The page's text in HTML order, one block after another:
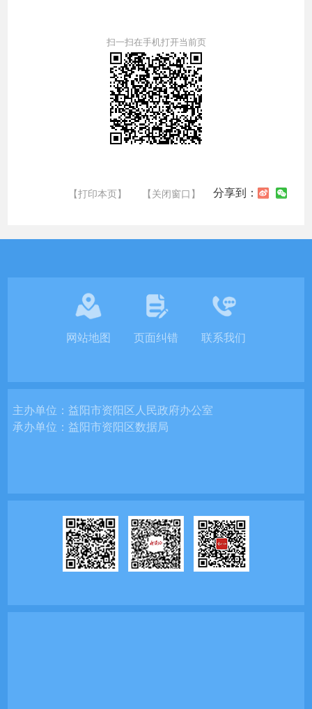
扫一扫在手机打开当前页
【打印本页】 【关闭窗口】 分享到：
网站地图 页面纠错 联系我们
主办单位：益阳市资阳区人民政府办公室
承办单位：益阳市资阳区数据局